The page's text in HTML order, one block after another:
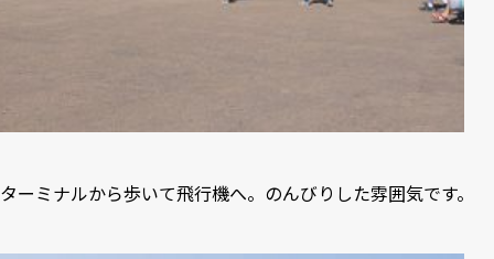
ターミナルから歩いて飛行機へ。のんびりした雰囲気です。